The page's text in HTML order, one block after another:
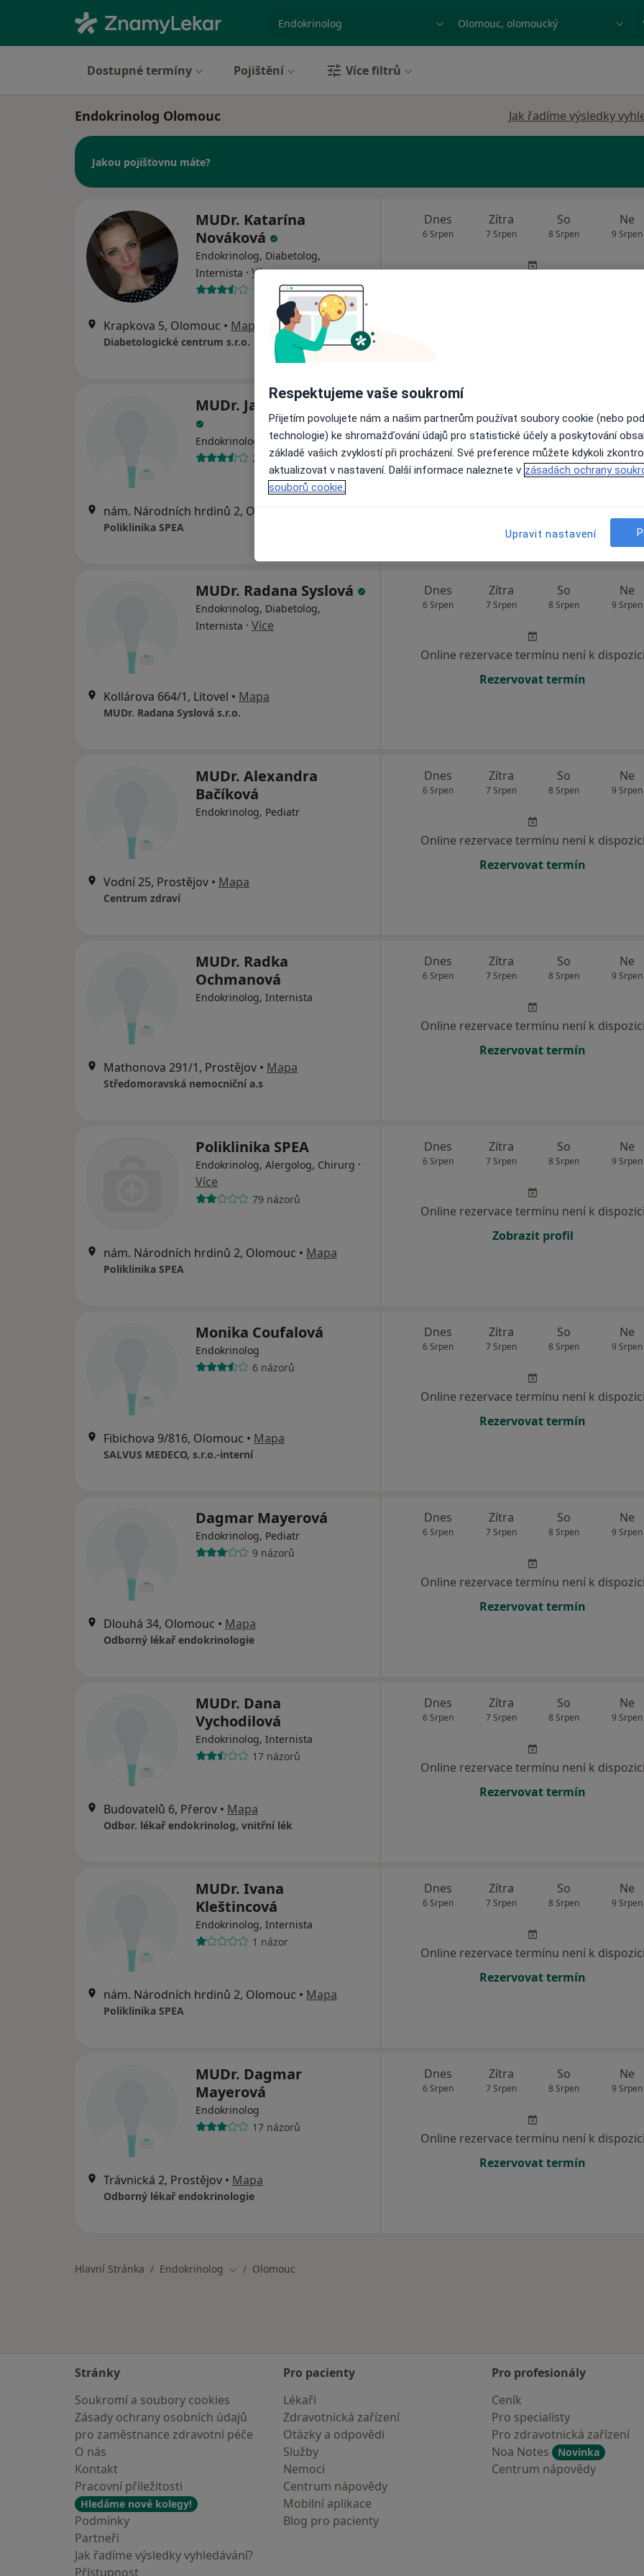
Město nebo region
Dostupné termíny Pojištění Více filtrů
Endokrinolog Olomouc Jak řadíme výsledky
Jakou pojišťovnu máte?
MUDr. Katarína
Nováková
Endokrinolog, Diabetolog,
Internista · Více
12 názorů
Krapkova 5, Olomouc • Mapa
Diabetologické centrum s.r.o.
Dnes
6 Srpen
Zítra
7 Srpen
So
8 Srpen
Ne
9 Srpen
MUDr. Jaroslav Komárek
Endokrinolog, Gynekolog
23 názorů
nám. Národních hrdinů 2, Olomouc
Poliklinika SPEA
6 Srpen 7 Srpen 8 Srpen 9 Srpen
Online rezervace termínu není k
MUDr. Radana Syslová
Endokrinolog, Diabetolog,
Internista · Více
Kollárova 664/1, Litovel • Mapa
MUDr. Radana Syslová s.r.o.
Dnes
6 Srpen
Zítra
7 Srpen
So
8 Srpen
Ne
9 Srpen
Online rezervace termínu není k dispozici
Rezervovat termín
MUDr. Alexandra
Bačíková
Endokrinolog, Pediatr
Vodní 25, Prostějov • Mapa
Centrum zdraví
Dnes
6 Srpen
Zítra
7 Srpen
So
8 Srpen
Ne
9 Srpen
Online rezervace termínu není k dispozici
Rezervovat termín
MUDr. Radka
Ochmanová
Endokrinolog, Internista
Mathonova 291/1, Prostějov • Mapa
Středomoravská nemocniční a.s
Dnes
6 Srpen
Zítra
7 Srpen
So
8 Srpen
Ne
9 Srpen
Online rezervace termínu není k dispozici
Rezervovat termín
Poliklinika SPEA
Endokrinolog, Alergolog, Chirurg ·
Více
79 názorů
nám. Národních hrdinů 2, Olomouc • Mapa
Poliklinika SPEA
Dnes
6 Srpen
Zítra
7 Srpen
So
8 Srpen
Ne
9 Srpen
Online rezervace termínu není k dispozici
Zobrazit profil
Monika Coufalová
Endokrinolog
6 názorů
Fibichova 9/816, Olomouc • Mapa
SALVUS MEDECO, s.r.o.-interní
Dnes
6 Srpen
Zítra
7 Srpen
So
8 Srpen
Ne
9 Srpen
Online rezervace termínu není k dispozici
Rezervovat termín
Dagmar Mayerová
Endokrinolog, Pediatr
9 názorů
Dlouhá 34, Olomouc • Mapa
Odborný lékař endokrinologie
Dnes
6 Srpen
Zítra
7 Srpen
So
8 Srpen
Ne
9 Srpen
Online rezervace termínu není k dispozici
Rezervovat termín
MUDr. Dana
Vychodilová
Endokrinolog, Internista
17 názorů
Budovatelů 6, Přerov • Mapa
Odbor. lékař endokrinolog, vnitřní lék
Dnes
6 Srpen
Zítra
7 Srpen
So
8 Srpen
Ne
9 Srpen
Online rezervace termínu není k dispozici
Rezervovat termín
MUDr. Ivana
Kleštincová
Endokrinolog, Internista
1 názor
nám. Národních hrdinů 2, Olomouc • Mapa
Poliklinika SPEA
Dnes
6 Srpen
Zítra
7 Srpen
So
8 Srpen
Ne
9 Srpen
Online rezervace termínu není k dispozici
Rezervovat termín
MUDr. Dagmar
Mayerová
Endokrinolog
17 názorů
Trávnická 2, Prostějov • Mapa
Odborný lékař endokrinologie
Dnes
6 Srpen
Zítra
7 Srpen
So
8 Srpen
Ne
9 Srpen
Online rezervace termínu není k dispozici
Rezervovat termín
Hlavní Stránka Endokrinolog Změna města
Olomouc
Stránky
Soukromí a soubory cookies
Zásady ochrany osobních údajů
pro zaměstnance zdravotní péče
O nás
Kontakt
Pracovní příležitosti
Hledáme nové kolegy!
Podmínky
Partneři
Jak řadíme výsledky vyhledávání?
Přístupnost
Pro pacienty
Lékaři
Zdravotnická zařízení
Otázky a odpovědi
Služby
Nemoci
Centrum nápovědy
Mobilní aplikace
Blog pro pacienty
Pro profesionály
Ceník
Pro specialisty
Pro zdravotnická zařízení
Noa Notes
Novinka
Centrum nápovědy
Respektujeme vaše soukromí
Přijetím povolujete nám a našim partnerům používat soubory cookie (nebo
technologie) ke shromažďování údajů pro statistické účely a poskytování
základě vašich zvyklostí při procházení. Své preference můžete kdykoli
aktualizovat v nastavení. Další informace naleznete v zásadách ochrany
souborů cookie.
Upravit nastavení